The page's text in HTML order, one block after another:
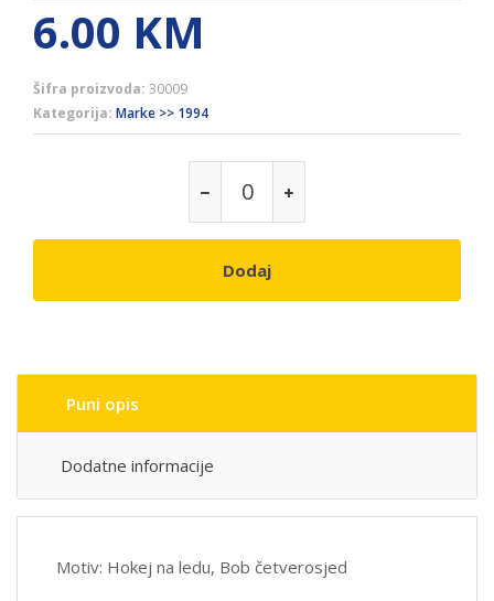
6.00 KM
Šifra proizvoda: 30009
Kategorija: Marke >> 1994
Dodaj
Puni opis
Dodatne informacije
Motiv: Hokej na ledu, Bob četverosjed